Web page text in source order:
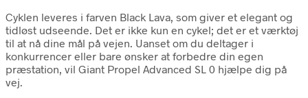
Cyklen leveres i farven Black Lava, som giver et elegant og
tidløst udseende. Det er ikke kun en cykel; det er et værktøj
til at nå dine mål på vejen. Uanset om du deltager i
konkurrencer eller bare ønsker at forbedre din egen
præstation, vil Giant Propel Advanced SL 0 hjælpe dig på
vej.